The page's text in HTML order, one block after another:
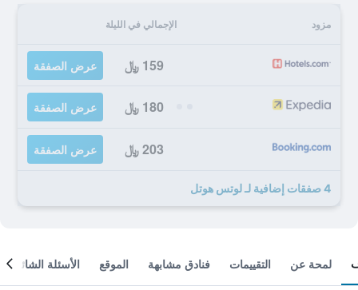
مزود الإجمالي في الليلة
159 ﷼ عرض الصفقة
180 ﷼ عرض الصفقة
203 ﷼ عرض الصفقة
4 صفقات إضافية لـ لوتس هوتل
لمحة عن التقييمات فنادق مشابهة الموقع الأسئلة الشائعة